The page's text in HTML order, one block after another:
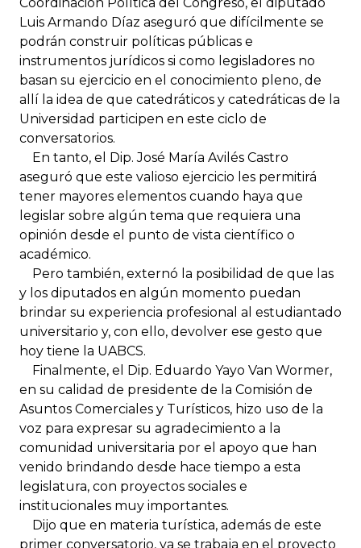
Luis Armando Díaz aseguró que difícilmente se
podrán construir políticas públicas e
instrumentos jurídicos si como legisladores no
basan su ejercicio en el conocimiento pleno, de
allí la idea de que catedráticos y catedráticas de la
Universidad participen en este ciclo de
conversatorios.
En tanto, el Dip. José María Avilés Castro
aseguró que este valioso ejercicio les permitirá
tener mayores elementos cuando haya que
legislar sobre algún tema que requiera una
opinión desde el punto de vista científico o
académico.
Pero también, externó la posibilidad de que las
y los diputados en algún momento puedan
brindar su experiencia profesional al estudiantado
universitario y, con ello, devolver ese gesto que
hoy tiene la UABCS.
Finalmente, el Dip. Eduardo Yayo Van Wormer,
en su calidad de presidente de la Comisión de
Asuntos Comerciales y Turísticos, hizo uso de la
voz para expresar su agradecimiento a la
comunidad universitaria por el apoyo que han
venido brindando desde hace tiempo a esta
legislatura, con proyectos sociales e
institucionales muy importantes.
Dijo que en materia turística, además de este
primer conversatorio, ya se trabaja en el proyecto